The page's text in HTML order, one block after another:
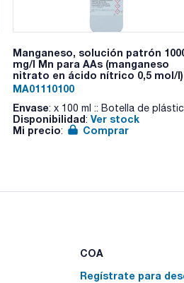
Manganeso, solución patrón
mg/l Mn para AAs (manganeso
nitrato en ácido nítrico 0,5 mol/l)
MA01110100
Envase: x 100 ml :: Botella de
Disponibilidad: Ver stock
Mi precio: Comprar
COA
Regístrate para